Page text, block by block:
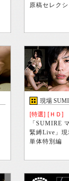
原稿セレク
現場
[特選] [ＨＤ]
「SUMIRE
緊縛Live」
単体特別編